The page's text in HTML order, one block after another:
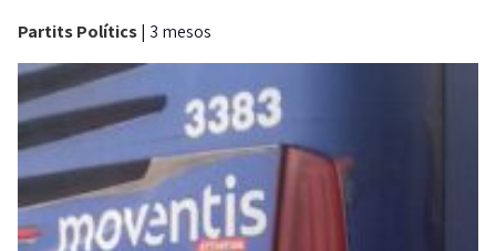
Partits Polítics| 3 mesos